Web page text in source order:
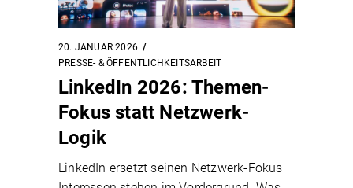
20. JANUAR 2026
PRESSE- & ÖFFENTLICHKEITSARBEIT
LinkedIn 2026: Themen-
Fokus statt Netzwerk-
Logik
LinkedIn ersetzt seinen Netzwerk-Fokus –